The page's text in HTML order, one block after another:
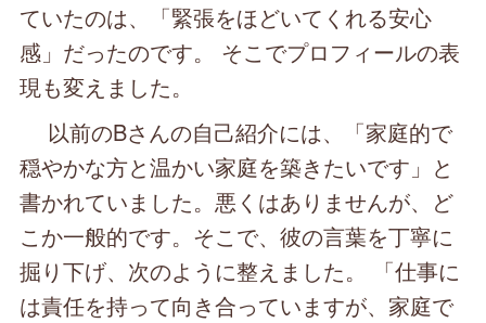
ていたのは、「緊張をほどいてくれる安心
感」だったのです。 そこでプロフィールの表
現も変えました。
以前のBさんの自己紹介には、「家庭的で
穏やかな方と温かい家庭を築きたいです」と
書かれていました。悪くはありませんが、ど
こか一般的です。そこで、彼の言葉を丁寧に
掘り下げ、次のように整えました。 「仕事に
は責任を持って向き合っていますが、家庭で